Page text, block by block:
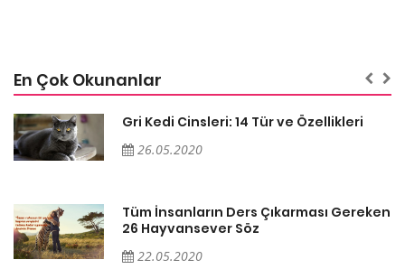
En Çok Okunanlar
Gri Kedi Cinsleri: 14 Tür ve Özellikleri
26.05.2020
Tüm İnsanların Ders Çıkarması Gereken
26 Hayvansever Söz
22.05.2020